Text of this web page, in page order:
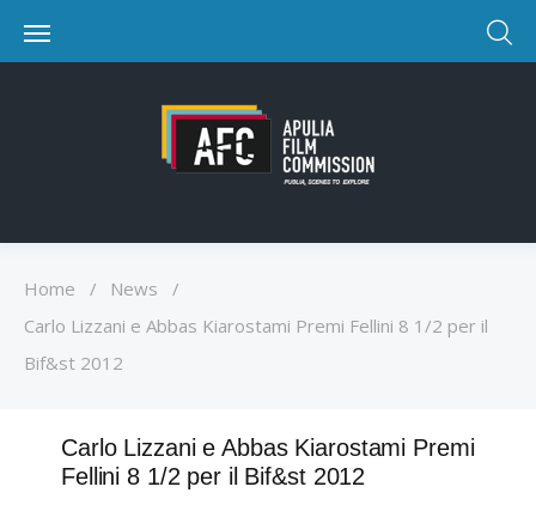
Home / News
/
Carlo Lizzani e Abbas Kiarostami Premi Fellini 8 1/2 per il
Bif&st 2012
Carlo Lizzani e Abbas Kiarostami Premi
Fellini 8 1/2 per il Bif&st 2012